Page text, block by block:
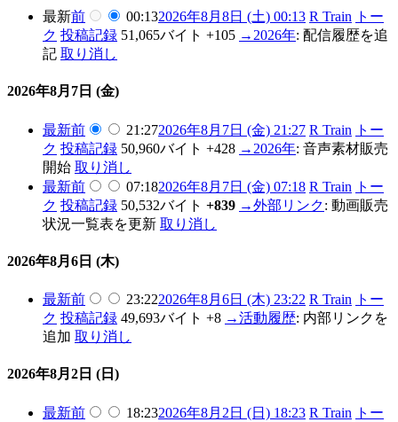
最新前 00:132026年8月8日 (土) 00:13 R Train
トー
ク 投稿記録 51,065バイト +105 → 2026年: 配信履歴を追
記 取り消し
2026年8月7日 (金)
最新前 21:272026年8月7日 (金) 21:27 R Train
トー
ク 投稿記録 50,960バイト +428 → 2026年: 音声素材販売
開始 取り消し
最新前 07:182026年8月7日 (金) 07:18 R Train
トー
ク 投稿記録 50,532バイト +839 →外部リンク: 動画販売
状況一覧表を更新 取り消し
2026年8月6日 (木)
最新前 23:222026年8月6日 (木) 23:22 R Train
トー
ク 投稿記録 49,693バイト +8 →活動履歴: 内部リンクを
追加 取り消し
2026年8月2日 (日)
最新前 18:232026年8月2日 (日) 18:23 R Train
トー